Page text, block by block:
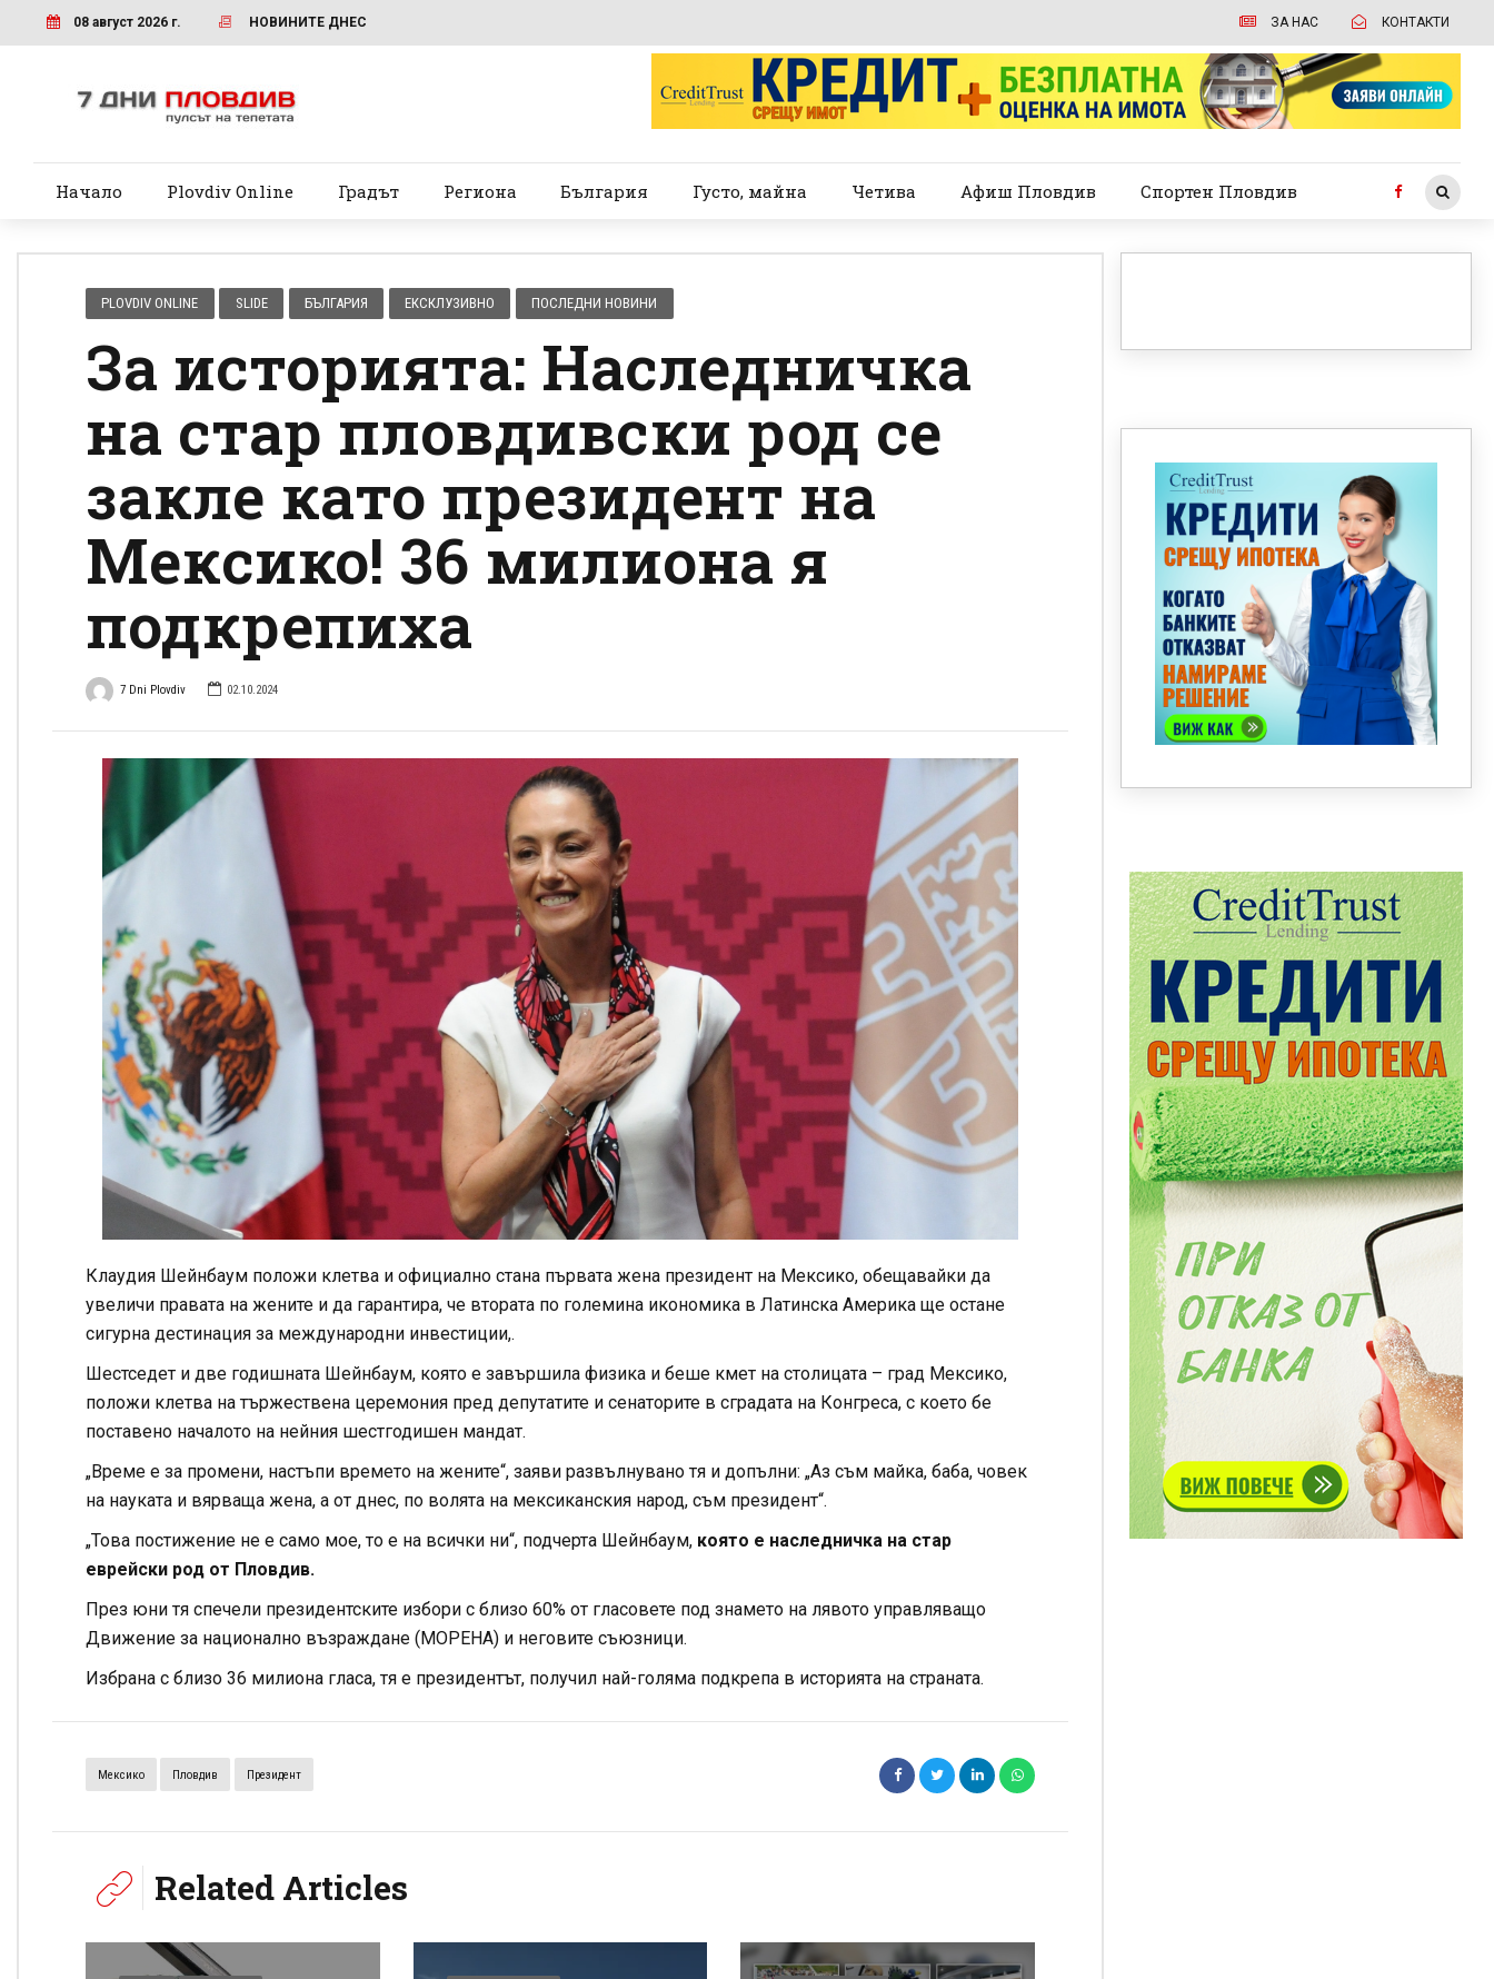
08 август 2026 г. НОВИНИТЕ ДНЕС ЗА НАС КОНТАКТИ
Начало Plovdiv Online Градът Региона България Густо, майна Четива Афиш Пловдив Спортен Пловдив
PLOVDIV ONLINE SLIDE БЪЛГАРИЯ ЕКСКЛУЗИВНО ПОСЛЕДНИ НОВИНИ
За историята: Наследничка
на стар пловдивски род се
закле като президент на
Мексико! 36 милиона я
подкрепиха
7 Dni Plovdiv 02.10.2024
Клаудия Шейнбаум положи клетва и официално стана първата жена президент на Мексико, обещавайки да
увеличи правата на жените и да гарантира, че втората по големина икономика в Латинска Америка ще остане
сигурна дестинация за международни инвестиции,.
Шестседет и две годишната Шейнбаум, която е завършила физика и беше кмет на столицата – град Мексико,
положи клетва на тържествена церемония пред депутатите и сенаторите в сградата на Конгреса, с което бе
поставено началото на нейния шестгодишен мандат.
„Време е за промени, настъпи времето на жените“, заяви развълнувано тя и допълни: „Аз съм майка, баба, човек
на науката и вярваща жена, а от днес, по волята на мексиканския народ, съм президент“.
„Това постижение не е само мое, то е на всички ни“, подчерта Шейнбаум, която е наследничка на стар
еврейски род от Пловдив.
През юни тя спечели президентските избори с близо 60% от гласовете под знамето на лявото управляващо
Движение за национално възраждане (МОРЕНА) и неговите съюзници.
Избрана с близо 36 милиона гласа, тя е президентът, получил най-голяма подкрепа в историята на страната.
Мексико Пловдив Президент
Related Articles